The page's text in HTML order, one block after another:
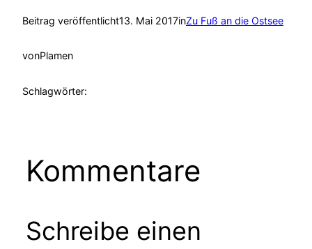
Beitrag veröffentlicht13. Mai 2017inZu Fuß an die Ostsee
vonPlamen
Schlagwörter:
Kommentare
Schreibe einen